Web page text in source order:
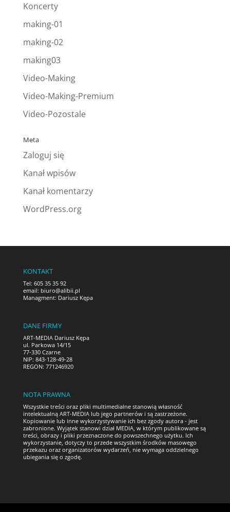
Koncerty
making-01
making-02
making03
Video-Making
Video-Making-Premium
Video-Pozostale
Meta
Zaloguj się
Kanał wpisów
Kanał komentarzy
WordPress.org
KONTAKT
Tel: 605 35 35 92
email: biuro@alibii.pl
Managment: Dariusz Kępa
DANE FIRMY
ART-MEDIA Dariusz Kępa
ul. Parkowa 14/15
77-330 Czarne
NIP: 843-128-49-28
REGON: 771246920
NOTA PRAWNA
Wszystkie treści oraz pliki multimedialne stanowią własność
intelektualną ART-MEDIA lub jego partnerów i są zastrzeżone.
Kopiowanie lub inne wykorzystywanie ich bez zgody autora - jest
zabronione. Wyjątek stanowi dział MEDIA, w którym publikowane są
treści, obrazy i pliki przeznaczone do powszechnego użytku. Ich
wykorzystanie, dotyczy to przede wszystkim środków masowego
przekazu oraz organizatorów wydarzeń, nie wymaga oddzielnego
ubiegania się o zgodę.